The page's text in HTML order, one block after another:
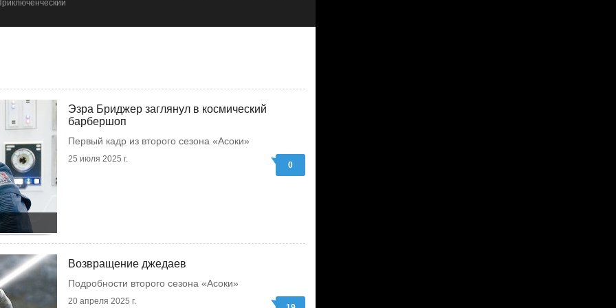
Эзра Бриджер заглянул в космический
барбершоп
Первый кадр из второго сезона «Асоки»
25 июля 2025 г.
0
Возвращение джедаев
Подробности второго сезона «Асоки»
20 апреля 2025 г.